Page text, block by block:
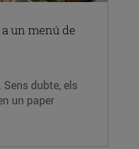
un menú de
dubte, els
un paper